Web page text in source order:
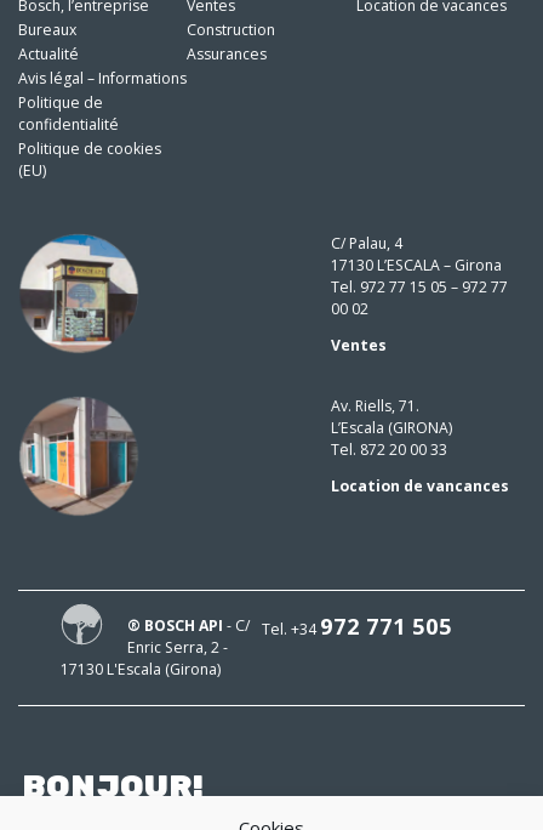
Bosch, l’entreprise
Bureaux
Actualité
Avis légal – Informations
Politique de
confidentialité
Politique de cookies
(EU)
Ventes
Construction
Assurances
Location de vacances
C/ Palau, 4
17130 L’ESCALA – Girona
Tel. 972 77 15 05 – 972 77
00 02
Ventes
Av. Riells, 71.
L’Escala (GIRONA)
Tel. 872 20 00 33
Location de vancances
Tel. +34972 771 505
® BOSCH API - C/
Enric Serra, 2 -
17130 L'Escala (Girona)
BONJOUR!